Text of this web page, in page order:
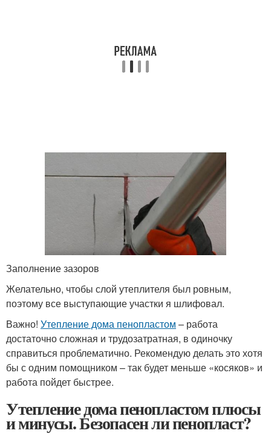
Заполнение зазоров
Желательно, чтобы слой утеплителя был ровным,
поэтому все выступающие участки я шлифовал.
Важно! Утепление дома пенопластом – работа
достаточно сложная и трудозатратная, в одиночку
справиться проблематично. Рекомендую делать это хотя
бы с одним помощником – так будет меньше «косяков» и
работа пойдет быстрее.
Утепление дома пенопластом плюсы
и минусы. Безопасен ли пенопласт?